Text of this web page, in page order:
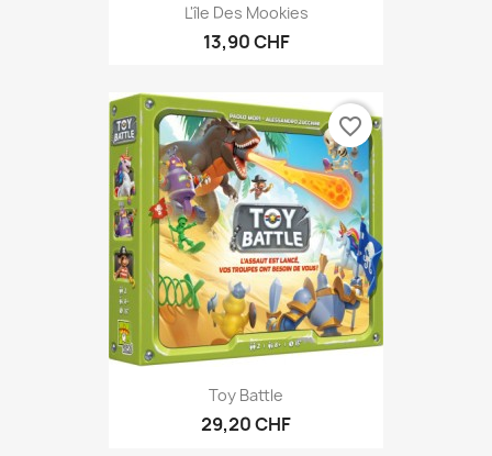
L'île Des Mookies
13,90 CHF
Toy Battle
29,20 CHF
favorite_border